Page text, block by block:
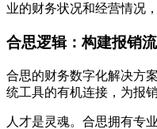
业的财务状况和经营情况
合思逻辑：构建报销
合思的财务数字化解决方
统工具的有机连接，为报
人才是灵魂。合思拥有专